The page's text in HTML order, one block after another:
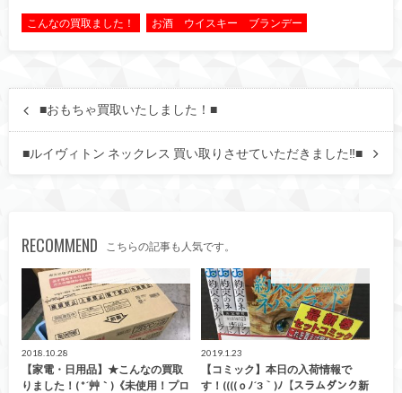
こんなの買取ました！ お酒 ウイスキー ブランデー
■おもちゃ買取いたしました！■
■ルイヴィトン ネックレス 買い取りさせていただきました‼■
RECOMMEND こちらの記事も人気です。
2018.10.28
【家電・日用品】★こんなの買取
りました！( *´艸｀)《未使用！プロ
2019.1.23
【コミック】本日の入荷情報で
す！((((ｏﾉ´3｀)ﾉ【スラムダンク新